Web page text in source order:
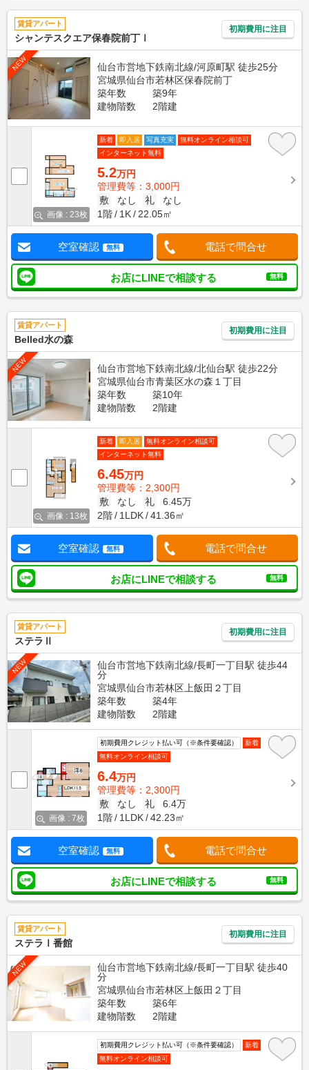
賃貸アパート
シャンテスクエア保春院前丁Ⅰ
初期費用に注目
NEW
仙台市営地下鉄南北線/河原町駅 徒歩25分
宮城県仙台市若林区保春院前丁
築年数
築9年
建物階数
2階建
画像 : 23枚
新着 即入居 写真充実
無料オンライン相談可
インターネット無料
5.2万円
管理費等：3,000円
敷
なし 礼
なし
1階
1K 22.05㎡
空室確認 無料 電話で問合せ
お店にLINEで相談する 無料
賃貸アパート
Belled水の森
初期費用に注目
NEW
仙台市営地下鉄南北線/北仙台駅 徒歩22分
宮城県仙台市青葉区水の森１丁目
築年数
築10年
建物階数
2階建
画像 : 13枚
新着 即入居
無料オンライン相談可
インターネット無料
6.45万円
管理費等：2,300円
敷
なし 礼
6.45万
2階
1LDK 41.36㎡
空室確認 無料 電話で問合せ
お店にLINEで相談する 無料
賃貸アパート
ステラⅡ
初期費用に注目
NEW
仙台市営地下鉄南北線/長町一丁目駅 徒歩44
分
宮城県仙台市若林区上飯田２丁目
築年数
築4年
建物階数
2階建
画像 : 7枚
初期費用クレジット払い可（※条件要確認）
新着
無料オンライン相談可
6.4万円
管理費等：2,300円
敷
なし 礼
6.4万
1階
1LDK 42.23㎡
空室確認 無料 電話で問合せ
お店にLINEで相談する 無料
賃貸アパート
ステラⅠ番館
初期費用に注目
NEW
仙台市営地下鉄南北線/長町一丁目駅 徒歩40
分
宮城県仙台市若林区上飯田２丁目
築年数
築6年
建物階数
2階建
初期費用クレジット払い可（※条件要確認）
新着
無料オンライン相談可